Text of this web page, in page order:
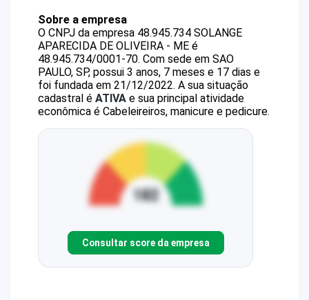
Sobre a empresa
O CNPJ da empresa 48.945.734 SOLANGE
APARECIDA DE OLIVEIRA - ME é
48.945.734/0001-70. Com sede em SAO
PAULO, SP, possui 3 anos, 7 meses e 17 dias e
foi fundada em 21/12/2022. A sua situação
cadastral é ATIVA e sua principal atividade
econômica é Cabeleireiros, manicure e pedicure.
Consultar score da empresa